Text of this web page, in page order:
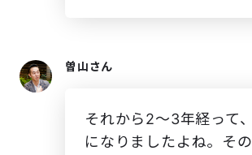
曽山さん
それから2〜3年経って
になりましたよね。そ